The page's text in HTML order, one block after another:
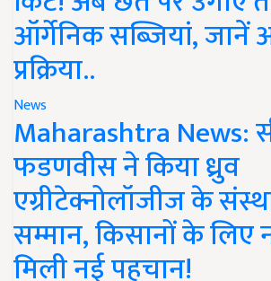
ऑर्गेनिक सब्जियां,
प्रक्रिया..
News
Maharashtra News:
फडणवीस ने किया ध्रुव
एग्रीटेक्नोलॉजीज के
सम्मान, किसानों के लिए
मिली नई पहचान!